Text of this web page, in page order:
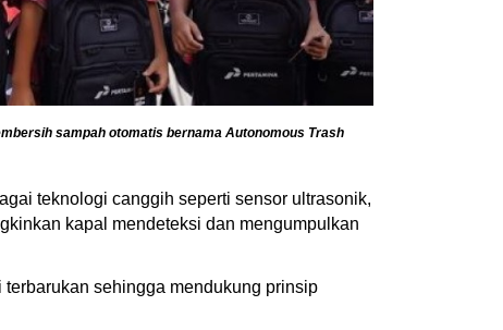
sampah otomatis bernama Autonomous Trash
teknologi canggih seperti sensor ultrasonik,
kapal mendeteksi dan mengumpulkan
sehingga mendukung prinsip